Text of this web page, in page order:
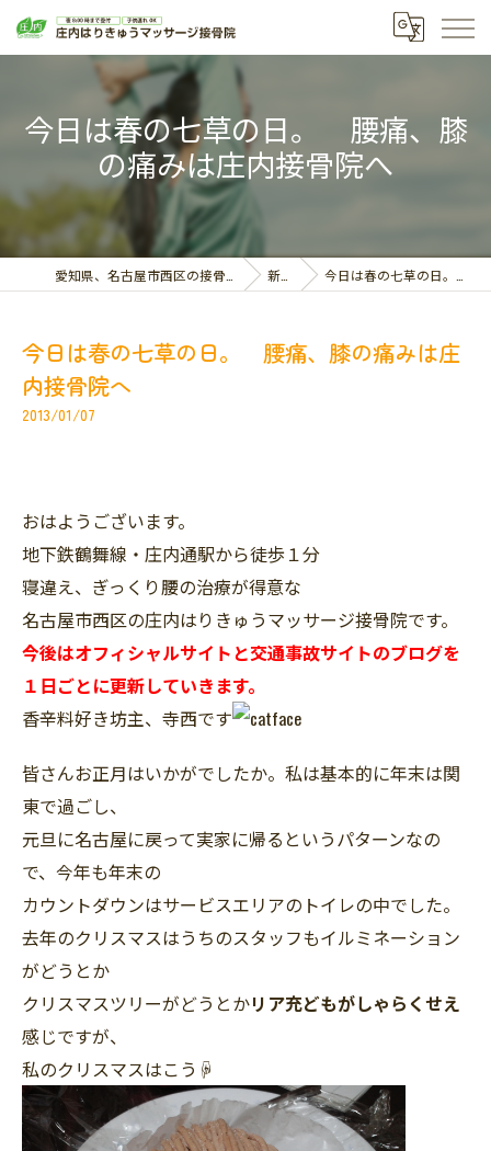
今日は春の七草の日。 腰痛、膝
の痛みは庄内接骨院へ
新着情報 今日は春の七草の日。 腰痛、膝の痛みは庄内接骨院へ
今日は春の七草の日。 腰痛、膝の痛みは庄
内接骨院へ
2013/01/07
おはようございます。
地下鉄鶴舞線・庄内通駅から徒歩１分
寝違え、ぎっくり腰の治療が得意な
名古屋市西区の庄内はりきゅうマッサージ接骨院です。
今後はオフィシャルサイトと交通事故サイトのブログを
１日ごとに更新していきます。
香辛料好き坊主、寺西です
皆さんお正月はいかがでしたか。私は基本的に年末は関
東で過ごし、
元旦に名古屋に戻って実家に帰るというパターンなの
で、今年も年末の
カウントダウンはサービスエリアのトイレの中でした。
去年のクリスマスはうちのスタッフもイルミネーション
がどうとか
クリスマスツリーがどうとかリア充どもがしゃらくせえ
感じですが、
私のクリスマスはこう☟